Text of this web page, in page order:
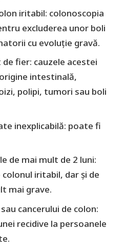
iritabil: colonoscopia
excluderea unor boli
cu evoluție gravă.
fier: cauzele acestei
intestinală,
polipi, tumori sau boli
inexplicabilă: poate fi
de mai mult de 2 luni:
iritabil, dar și de
mai grave.
cancerului de colon:
recidive la persoanele